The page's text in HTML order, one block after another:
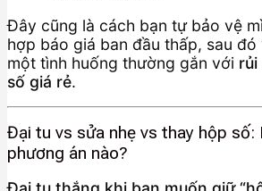
Đây cũng là cách bạn tự bảo vệ
hợp báo giá ban đầu thấp, sau
một tình huống thường gắn với rủi
số giá rẻ.
Đại tu vs sửa nhẹ vs thay hộp số:
phương án nào?